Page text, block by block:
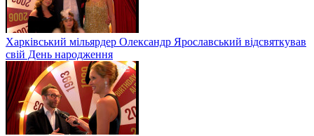
Харківський мільярдер Олександр Ярославський відсвяткував
свій День народження